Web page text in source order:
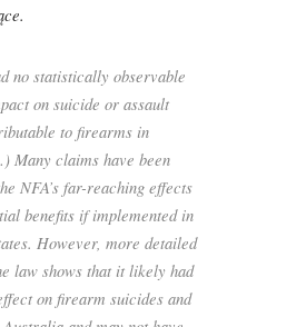
no statistically observable
on suicide or assault
to firearms in
Many claims have been
NFA’s far-reaching effects
benefits if implemented in
However, more detailed
law shows that it likely had
on firearm suicides and